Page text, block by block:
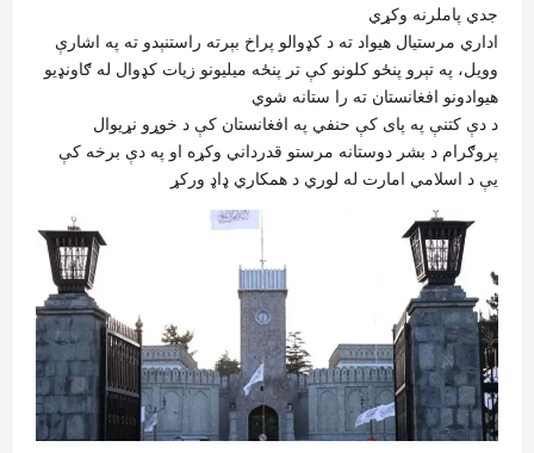
جدي پاملرنه وکړي
اداري مرستیال هیواد ته د کډوالو پراخ بېرته راستنېدو ته په اشارې
وویل، په تېرو پنځو کلونو کې تر پنځه میلیونو زیات کډوال له ګاونډیو
هیوادونو افغانستان ته را ستانه شوي
د دې کتنې په پای کې حنفي په افغانستان کې د خوړو نړیوال
پروګرام د بشر دوستانه مرستو قدرداني وکړه او په دې برخه کې
یې د اسلامي امارت له لوري د همکاري ډاډ ورکړ